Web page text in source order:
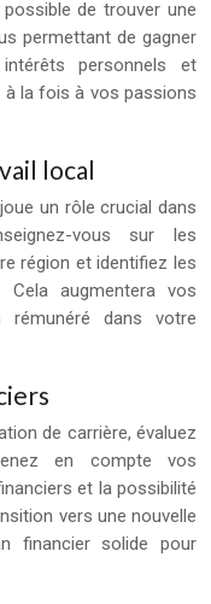
de trouver une
permettant de gagner
personnels et
la fois à vos passions
local
un rôle crucial dans
vous sur les
région et identifiez les
augmentera vos
dans votre
de carrière, évaluez
en compte vos
et la possibilité
vers une nouvelle
financier solide pour